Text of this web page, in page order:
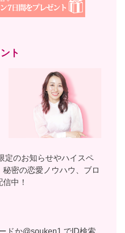
ト
定のお知らせやハイスペ
密の恋愛ノウハウ、ブロ
中！
ドか@souken1 でID検索